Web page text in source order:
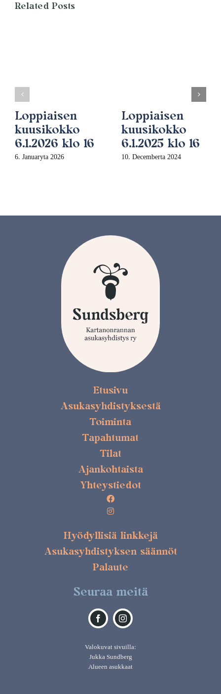
Related Posts
Loppiaisen
kuusikokko
6.1.2026 klo 16
6. Januaryta 2026
Loppiaisen
kuusikokko
6.1.2025 klo 16
10. Decemberta 2024
Etusivu
Asukasyhdistyksestä
Toiminta
Tapahtumat
Tilat
Ajankohtaista
Yhteystiedot
Hyödyllisiä linkkejä
Asukasyhdistyksen säännöt
Palaute
Seuraa meitä
Valokuvat sivuilla:
Jukka Sundberg
Alueen asukkaat